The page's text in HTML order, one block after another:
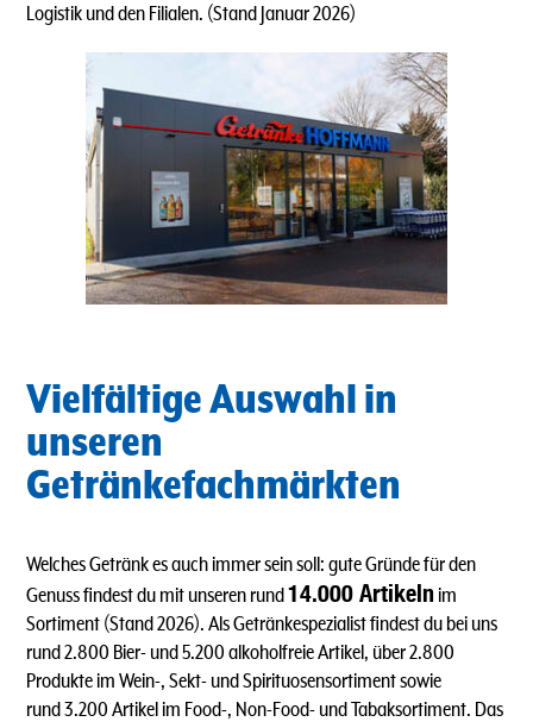
Logistik und den Filialen. (Stand Januar 2026)
Vielfältige Auswahl in
unseren
Getränkefachmärkten
Welches Getränk es auch immer sein soll: gute Gründe für den
Genuss findest du mit unseren rund14.000 Artikeln im
Sortiment (Stand 2026). Als Getränkespezialist findest du bei uns
rund 2.800 Bier- und 5.200 alkoholfreie Artikel, über 2.800
Produkte im Wein-, Sekt- und Spirituosensortiment sowie
rund 3.200 Artikel im Food-, Non-Food- und Tabaksortiment. Das